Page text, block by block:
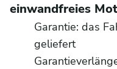
einwandfreies
Garantie: das
geliefert